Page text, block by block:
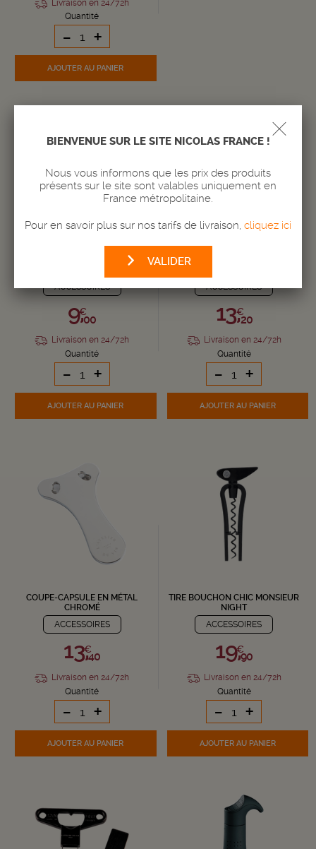
Livraison en 24/72h
Quantité
- +
AJOUTERAU PANIER
LIVRE COFFRET NEZ VIN CLIN DE
ACCESSOIRES
9,€
00
Livraison en 24/72h
Quantité
- +
AJOUTERAU PANIER
ACCESSOIRES
13,€
20
Livraison en 24/72h
Quantité
- +
AJOUTER AU PANIER
COUPE-CAPSULE EN MÉTAL
CHROMÉ
ACCESSOIRES
13,€
40
Livraison en 24/72h
Quantité
- +
AJOUTERAU PANIER
TIRE BOUCHON CHIC MONSIEUR
NIGHT
ACCESSOIRES
19,€
90
Livraison en 24/72h
Quantité
- +
AJOUTER AU PANIER
BIENVENUE SUR LE SITE NICOLAS FRANCE !
Nous vous informons que les prix des produits
présents sur le site sont valables uniquement en
France métropolitaine.
Pour en savoir plus sur nos tarifs de livraison, cliquez ici
VALIDER